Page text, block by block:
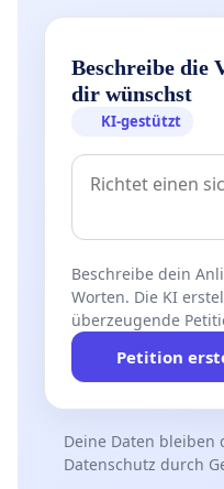
Beschreibe die
dir wünschst
KI-gestützt
Beschreibe dein
Worten. Die KI
überzeugende
Petition
Deine Daten bleiben
Datenschutz durch